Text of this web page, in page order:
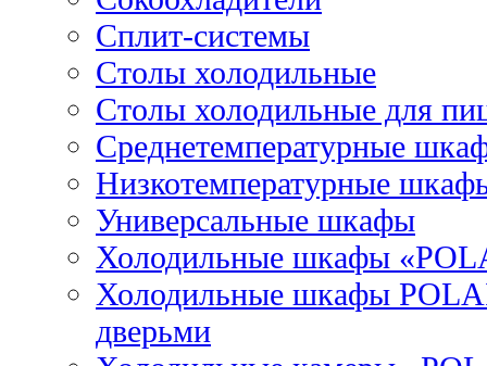
Сплит-системы
Столы холодильные
Столы холодильные для
Среднетемпературные
Низкотемпературные
Универсальные шкафы
Холодильные шкафы
Холодильные шкафы
дверьми